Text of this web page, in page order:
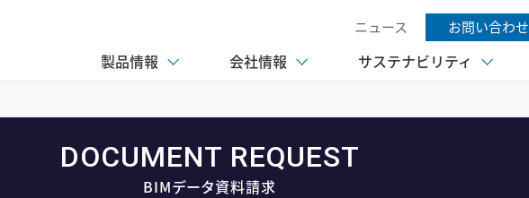
ニュース お問い合わせ
製品情報 会社情報 サステナビリティ
DOCUMENT REQUEST
BIMデータ資料請求